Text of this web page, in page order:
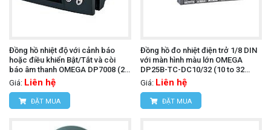
Đồng hồ nhiệt độ với cảnh báo
hoặc điều khiển Bật/Tắt và còi
báo âm thanh OMEGA DP7008 (24
Vac/Vdc)
Giá: Liên hệ
ĐẶT MUA
Đồng hồ đo nhiệt điện trở 1/8 DIN
với màn hình màu lớn OMEGA
DP25B-TC-DC10/32 (10 to 32
Vdc)
Giá: Liên hệ
ĐẶT MUA